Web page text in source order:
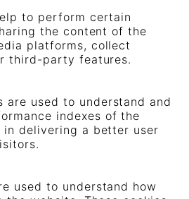
to perform certain
the content of the
platforms, collect
third-party features.
are used to understand and
indexes of the
delivering a better user
used to understand how